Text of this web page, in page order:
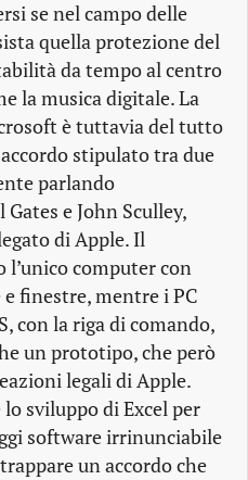
se nel campo delle
quella protezione del
da tempo al centro
la musica digitale. La
è tuttavia del tutto
stipulato tra due
parlando
e John Sculley,
di Apple. Il
l’unico computer con
finestre, mentre i PC
con la riga di comando,
un prototipo, che però
legali di Apple.
sviluppo di Excel per
software irrinunciabile
un accordo che